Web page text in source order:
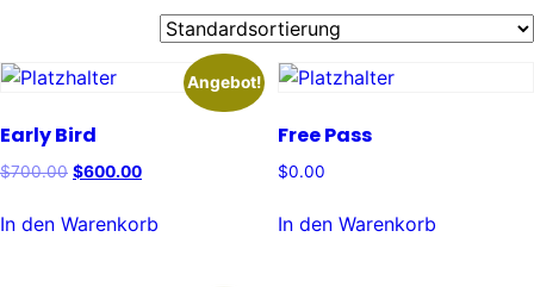
Angebot!
Early Bird
$700.00 Ursprünglicher
war:
$600.00Aktueller
ist:
In den Warenkorb
Free Pass
$0.00
In den Warenkorb